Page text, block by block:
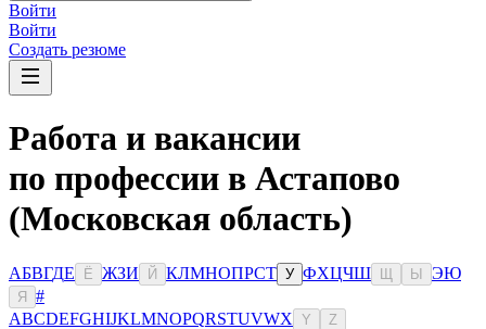
Войти
Войти
Создать резюме
Работа и вакансии
по профессии в Астапово
(Московская область)
АБВГДЕ Ё ЖЗИ Й КЛМНОПРСТ У ФХЦЧШ Ы ЭЮ
Я
#
ABCDEFGHIJKLMNOPQRSTUVWX Y Z